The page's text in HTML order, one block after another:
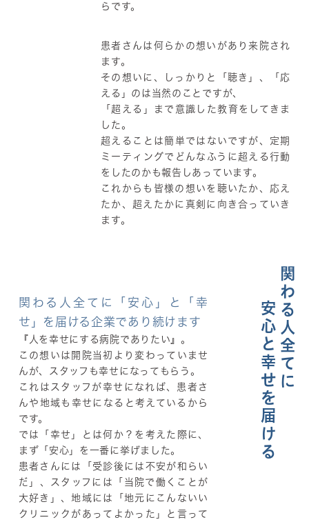
らです。
患者さんは何らかの想いがあり来院され
ます。
その想いに、しっかりと「聴き」、「応
える」のは当然のことですが、
「超える」まで意識した教育をしてきま
した。
超えることは簡単ではないですが、定期
ミーティングでどんなふうに超える行動
をしたのかも報告しあっています。
これからも皆様の想いを聴いたか、応え
たか、超えたかに真剣に向き合っていき
ます。
関わる人全てに
安心と幸せを届ける
関わる人全てに「安心」と「幸
せ」を届ける企業であり続けます
『人を幸せにする病院でありたい』。
この想いは開院当初より変わっていませ
んが、スタッフも幸せになってもらう。
これはスタッフが幸せになれば、患者さ
んや地域も幸せになると考えているから
です。
では「幸せ」とは何か？を考えた際に、
まず「安心」を一番に挙げました。
患者さんには「受診後には不安が和らい
だ」、スタッフには「当院で働くことが
大好き」、地域には「地元にこんないい
クリニックがあってよかった」と言って